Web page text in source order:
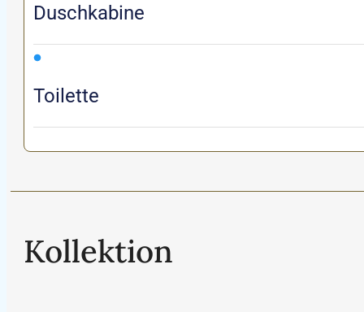
Duschkabine
Toilette
Kollektion